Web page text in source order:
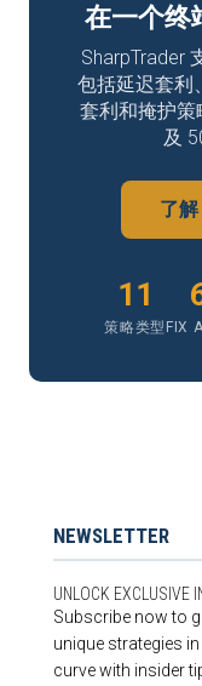
在一个终
SharpTrader
包括延迟套利
套利和掩护策
及
了
11
策略类型 FIX
NEWSLETTER
UNLOCK EXCLUSIVE
Subscribe now to
unique strategies
curve with insider